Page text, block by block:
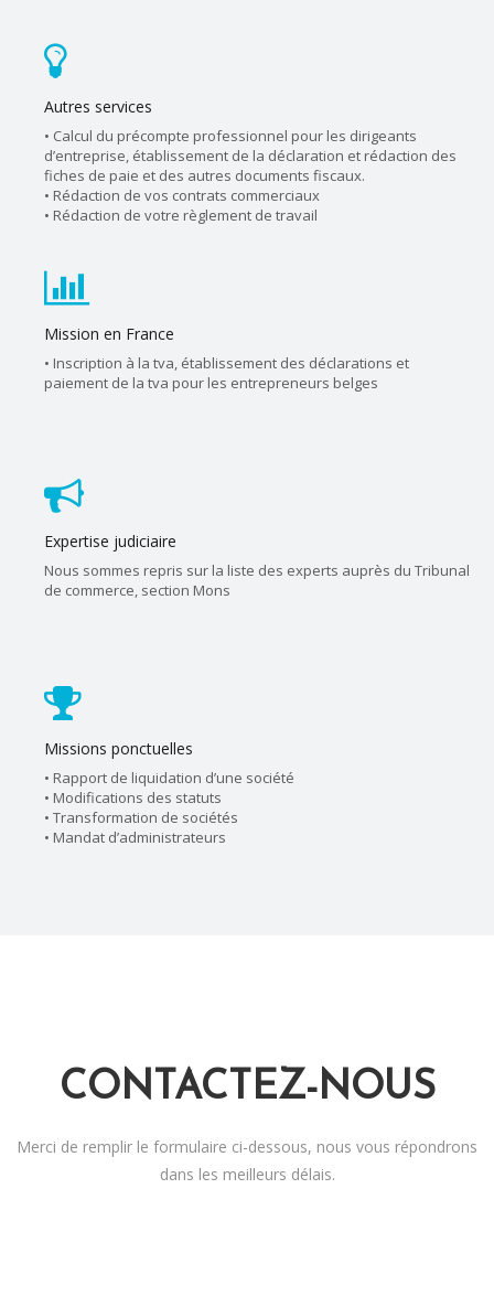
Autres services
• Calcul du précompte professionnel pour les dirigeants
d’entreprise, établissement de la déclaration et rédaction des
fiches de paie et des autres documents fiscaux.
• Rédaction de vos contrats commerciaux
• Rédaction de votre règlement de travail
Mission en France
• Inscription à la tva, établissement des déclarations et
paiement de la tva pour les entrepreneurs belges
Expertise judiciaire
Nous sommes repris sur la liste des experts auprès du Tribunal
de commerce, section Mons
Missions ponctuelles
• Rapport de liquidation d’une société
• Modifications des statuts
• Transformation de sociétés
• Mandat d’administrateurs
CONTACTEZ-NOUS
Merci de remplir le formulaire ci-dessous, nous vous répondrons
dans les meilleurs délais.